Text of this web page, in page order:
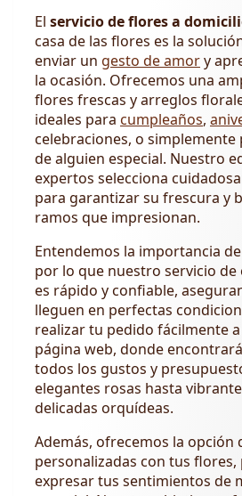
El servicio de flores a
casa de las flores es la
enviar un gesto de amory
la ocasión. Ofrecemos una
flores frescas y arreglos
ideales para cumpleaños,
celebraciones, o simplemente
de alguien especial. Nuestro
expertos selecciona
para garantizar su frescura y
ramos que impresionan.
Entendemos la importancia
por lo que nuestro servicio de
es rápido y confiable,
lleguen en perfectas
realizar tu pedido fácilmente
página web, donde
todos los gustos y
elegantes rosas hasta
delicadas orquídeas.
Además, ofrecemos la opción
personalizadas con tus
expresar tus sentimientos de